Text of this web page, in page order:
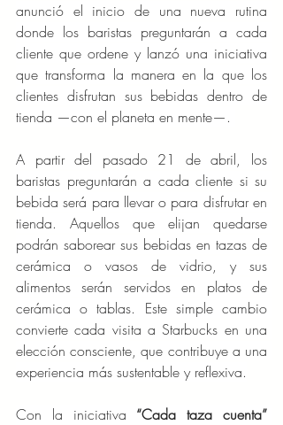
anunció el inicio de una nueva rutina
donde los baristas preguntarán a cada
cliente que ordene y lanzó una iniciativa
que transforma la manera en la que los
clientes disfrutan sus bebidas dentro de
tienda —con el planeta en mente—.
A partir del pasado 21 de abril, los
baristas preguntarán a cada cliente si su
bebida será para llevar o para disfrutar en
tienda. Aquellos que elijan quedarse
podrán saborear sus bebidas en tazas de
cerámica o vasos de vidrio, y sus
alimentos serán servidos en platos de
cerámica o tablas. Este simple cambio
convierte cada visita a Starbucks en una
elección consciente, que contribuye a una
experiencia más sustentable y reflexiva.
Con la iniciativa